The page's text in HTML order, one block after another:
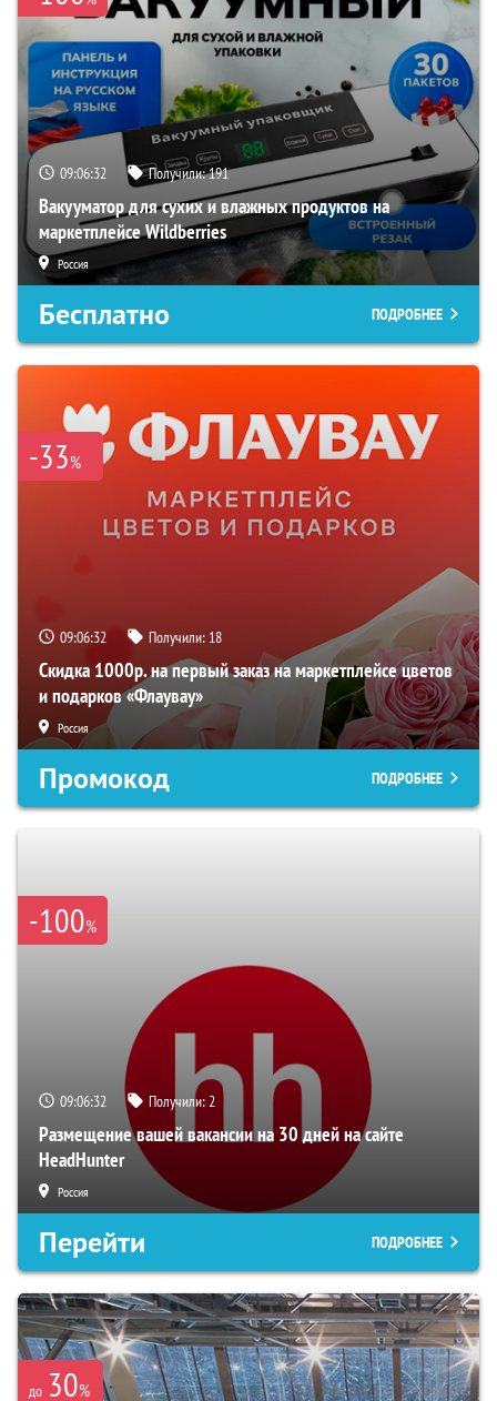
09:06:31 Получили:191
Вакууматор для сухих и влажных продуктов на
маркетплейсе Wildberries
Россия
Бесплатно ПОДРОБНЕЕ
-33%
09:06:31 Получили: 18
Скидка 1000р. на первый заказ на маркетплейсе цветов
и подарков «Флаувау»
Россия
Промокод ПОДРОБНЕЕ
-100%
09:06:31 Получили:2
Размещение вашей вакансии на 30 дней на сайте
HeadHunter
Россия
Перейти ПОДРОБНЕЕ
до 30%